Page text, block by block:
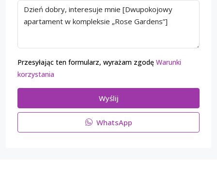
Przesyłając ten formularz, wyrażam zgodę Warunki
korzystania
Wyślij
WhatsApp